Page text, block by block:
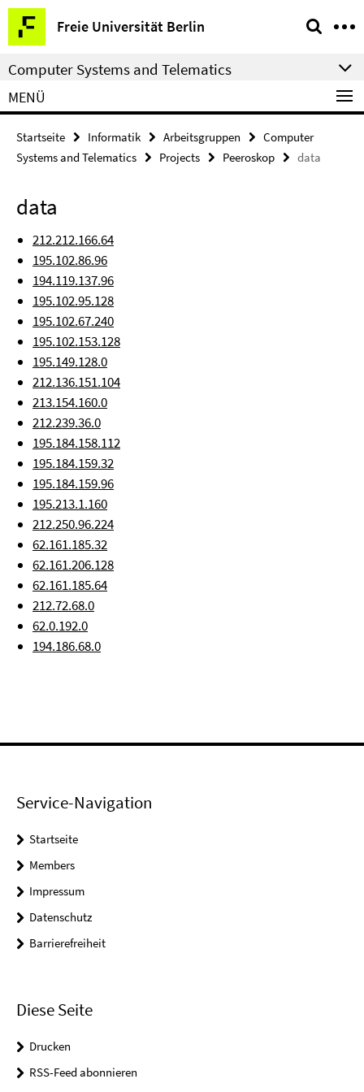
Springe
direkt
zu
Inhalt
Freie Universität Berlin
Service-
Navigation
Computer Systems and Telematics
MENÜ
Startseite Informatik Arbeitsgruppen
Computer
Systems and Telematics
Projects Peeroskop data
data
212.212.166.64
195.102.86.96
194.119.137.96
195.102.95.128
195.102.67.240
195.102.153.128
195.149.128.0
212.136.151.104
213.154.160.0
212.239.36.0
195.184.158.112
195.184.159.32
195.184.159.96
195.213.1.160
212.250.96.224
62.161.185.32
62.161.206.128
62.161.185.64
212.72.68.0
62.0.192.0
194.186.68.0
Service-Navigation
Startseite
Members
Impressum
Datenschutz
Barrierefreiheit
Diese Seite
Drucken
RSS-Feed abonnieren